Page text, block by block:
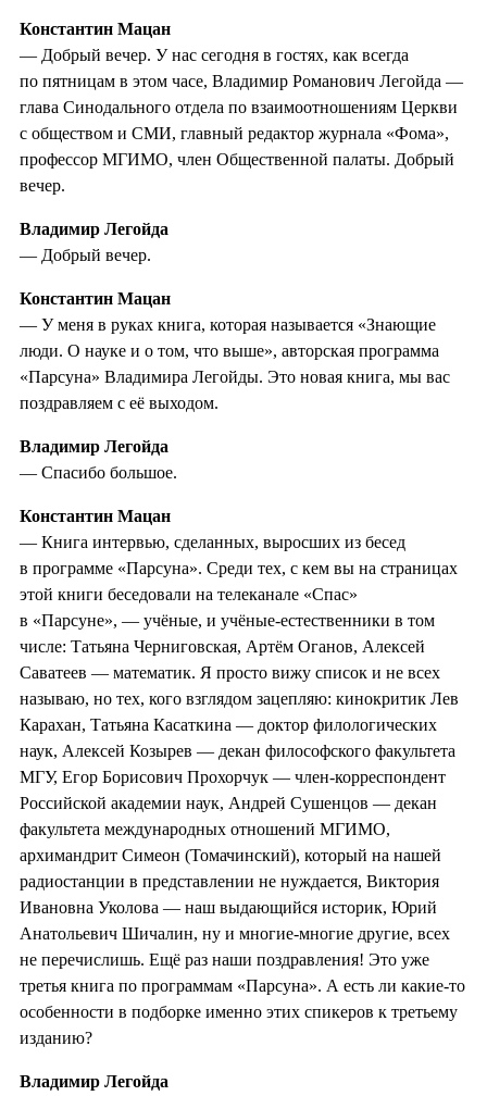
Константин Мацан
— Добрый вечер. У нас сегодня в гостях, как всегда
по пятницам в этом часе, Владимир Романович Легойда —
глава Синодального отдела по взаимоотношениям Церкви
с обществом и СМИ, главный редактор журнала «Фома»,
профессор МГИМО, член Общественной палаты. Добрый
вечер.
Владимир Легойда
— Добрый вечер.
Константин Мацан
— У меня в руках книга, которая называется «Знающие
люди. О науке и о том, что выше», авторская программа
«Парсуна» Владимира Легойды. Это новая книга, мы вас
поздравляем с её выходом.
Владимир Легойда
— Спасибо большое.
Константин Мацан
— Книга интервью, сделанных, выросших из бесед
в программе «Парсуна». Среди тех, с кем вы на страницах
этой книги беседовали на телеканале «Спас»
в «Парсуне», — учёные, и учёные-естественники в том
числе: Татьяна Черниговская, Артём Оганов, Алексей
Саватеев — математик. Я просто вижу список и не всех
называю, но тех, кого взглядом зацепляю: кинокритик Лев
Карахан, Татьяна Касаткина — доктор филологических
наук, Алексей Козырев — декан философского факультета
МГУ, Егор Борисович Прохорчук — член-корреспондент
Российской академии наук, Андрей Сушенцов — декан
факультета международных отношений МГИМО,
архимандрит Симеон (Томачинский), который на нашей
радиостанции в представлении не нуждается, Виктория
Ивановна Уколова — наш выдающийся историк, Юрий
Анатольевич Шичалин, ну и многие-многие другие, всех
не перечислишь. Ещё раз наши поздравления! Это уже
третья книга по программам «Парсуна». А есть ли какие-то
особенности в подборке именно этих спикеров к третьему
изданию?
Владимир Легойда